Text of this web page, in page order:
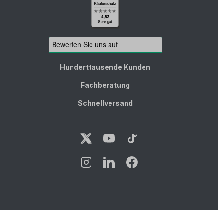
Hunderttausende Kunden
Fachberatung
Schnellversand